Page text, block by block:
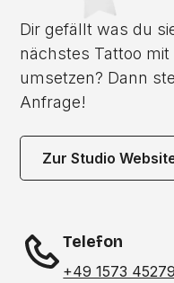
Dir gefällt was du
nächstes Tattoo
umsetzen? Dann
Anfrage!
Zur Studio
Telefon
+49 1573